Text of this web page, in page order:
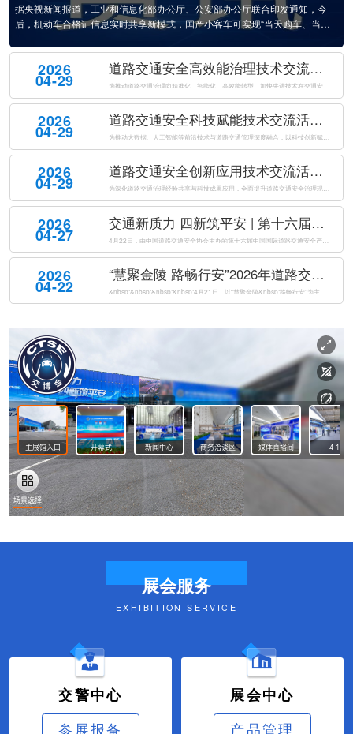
2026年4月24日，为期3天的第十六届中国国际道路交通安全产品博览会在南
京国际博览中心圆满落下帷幕。本届交博会以“交通新质力四新筑平安”为主
家单位参展，集中展示了近4000件展品，涵盖智能网联、车路协同、数字孪
生、交通违...
2026
04-29
道路交通安全高效能治理技术交流活动成功举办
2026
04-29
道路交通安全科技赋能技术交流活动成功举办
2026
04-29
道路交通安全创新应用技术交流活动成功举办
为深化道路交通治理经验共享与科技成果应用，全面提升道路交通安全治理现代化水平，2026年4月21日下午，由公安部道路交通安全研究中心、中国道路交通安全协会共同主办的道路交通安全创新应用技术交流活动在南京国际博览会议中心成功举办。来自全国公安交通管理部门、科研院所、高等院校及科技企业的代表，共同聚焦道...
2026
04-27
交通新质力 四新筑平安 | 第十六届中国国际道路交通安全产品博览会盛大开幕
2026
04-22
“慧聚金陵 路畅行安”2026年道路交通安全创新与合作大会在南京成功举办
展会服务
EXHIBITION SERVICE
交警中心
参展报备
展会中心
产品管理